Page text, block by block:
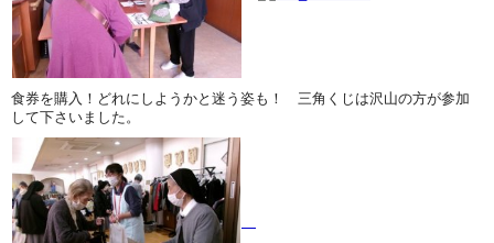
食券を購入！どれにしようかと迷う姿も！ 三角くじは沢山の方が参加
して下さいました。